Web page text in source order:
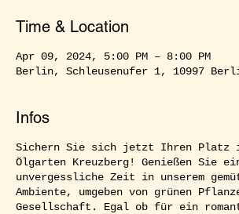
Time & Location
Apr 09, 2024, 5:00 PM – 8:00 PM
Berlin, Schleusenufer 1, 10997
Infos
Sichern Sie sich jetzt Ihren Platz
Ölgarten Kreuzberg! Genießen Sie
unvergessliche Zeit in unserem
Ambiente, umgeben von grünen
Gesellschaft. Egal ob für ein